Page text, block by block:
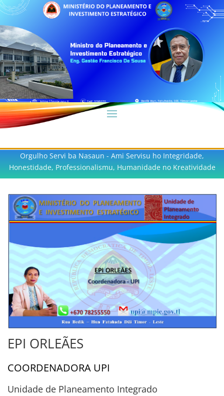
Orgulho Servi ba Nasaun - Ami Servisu ho Integridade,
Honestidade, Professionalismu, Humanidade no Kreatividade
EPI ORLEÃES
COORDENADORA UPI
Unidade de Planeamento Integrado